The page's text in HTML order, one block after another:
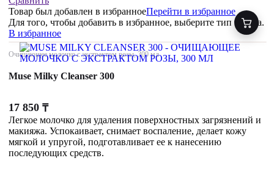
Товар был добавлен в избранноеПерейти в избранное
Для того, чтобы добавить в избранное, выберите тип товара.
В избранное
Очищающее молочко с экстрактом розы, 300 мл
Muse Milky Cleanser 300
17 850 ₸
Легкое молочко для удаления поверхностных загрязнений и
макияжа. Успокаивает, снимает воспаление, делает кожу
мягкой и упругой, подготавливает ее к нанесению
последующих средств.